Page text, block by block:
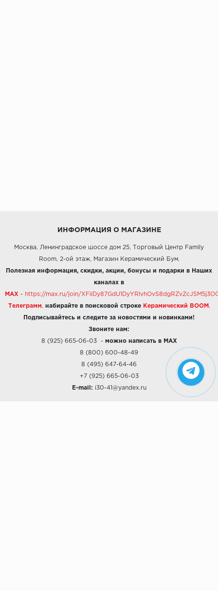
ИНФОРМАЦИЯ О МАГАЗИНЕ
Москва, Ленинградское шоссе дом 25, Торговый Центр Family
Room, 2-ой этаж, Магазин Керамический Бум.
Полезная информация, скидки, акции, бонусы и подарки в Наших
каналах в
MAX - https://max.ru/join/
Телеграмм набирайте в поисковой строке Керамический BOOM .
Подписывайтесь и следите за новостями и новинками!
Звоните нам:
8 (925) 665-06-03- можно написать в MAX
8 (800) 600-48-49
8 (495) 647-64-46
+7 (925) 665-06-03
E-mail: i30-41@yandex.ru